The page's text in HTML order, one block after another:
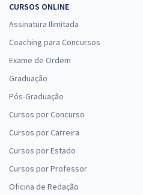
CURSOS ONLINE
Assinatura Ilimitada
Coaching para Concursos
Exame de Ordem
Graduação
Pós-Graduação
Cursos por Concurso
Cursos por Carreira
Cursos por Estado
Cursos por Professor
Oficina de Redação